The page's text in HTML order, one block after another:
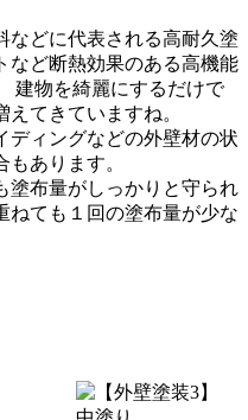
などに代表される高耐久塗
など断熱効果のある高機能
建物を綺麗にするだけで
てきていますね。
ディングなどの外壁材の状
あります。
塗布量がしっかりと守られ
ねても１回の塗布量が少な